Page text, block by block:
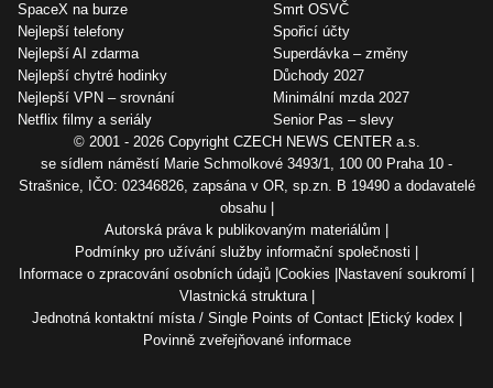
SpaceX na burze
Nejlepší telefony
Nejlepší AI zdarma
Nejlepší chytré hodinky
Nejlepší VPN – srovnání
Netflix filmy a seriály
Smrt OSVČ
Spořicí účty
Superdávka – změny
Důchody 2027
Minimální mzda 2027
Senior Pas – slevy
© 2001 - 2026 Copyright CZECH NEWS CENTER a.s.
se sídlem náměstí Marie Schmolkové 3493/1, 100 00 Praha 10 -
Strašnice, IČO: 02346826, zapsána v OR, sp.zn. B 19490 a dodavatelé
obsahu
Autorská práva k publikovaným materiálům
Podmínky pro užívání služby informační společnosti
Informace o zpracování osobních údajů Cookies
Nastavení soukromí
Vlastnická struktura
Jednotná kontaktní místa / Single Points of Contact
Etický kodex
Povinně zveřejňované informace